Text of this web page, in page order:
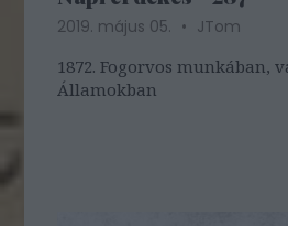
2019. május 05.
JTom
1872. Fogorvos munkában,
Államokban